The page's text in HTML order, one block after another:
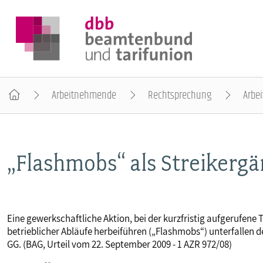
BEAMTINNEN & BEAMTE
POLITIK & POSITIONEN
Arbeitnehmende Rechtsprechung
„Flashmobs“ als
Eine gewerkschaftliche Aktion, bei der kurzfristig aufgerufene
betrieblicher Abläufe herbeiführen („Flashmobs“) unterfallen
GG. (BAG, Urteil vom 22. September 2009 - 1 AZR 972/08)